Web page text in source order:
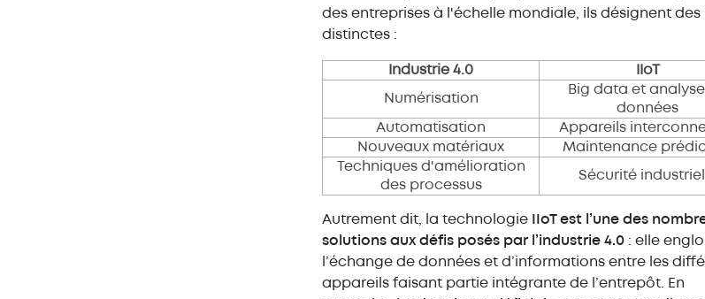
des entreprises à l'échelle mondiale, ils désignent des
distinctes :
Industrie 4.0 IIoT
Numérisation
Big data et
données
Automatisation
Appareils
Nouveaux matériaux
Maintenance
Techniques d'amélioration
des processus
Sécurité
Autrement dit, la technologie
IIoT est l’une des
solutions aux défis posés par l’industrie 4.0 : elle
l’échange de données et d’informations entre les
appareils faisant partie intégrante de l’entrepôt. En